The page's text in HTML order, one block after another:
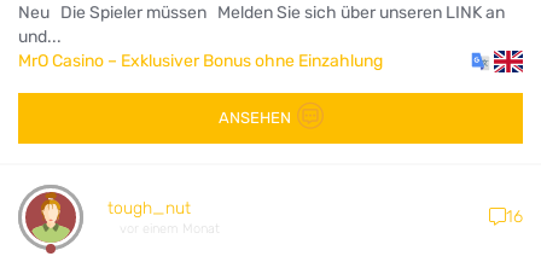
Neu Die Spieler müssen Melden Sie sich über unseren LINK an
und...
MrO Casino – Exklusiver Bonus ohne Einzahlung
ANSEHEN
tough_nut
vor einem Monat
16